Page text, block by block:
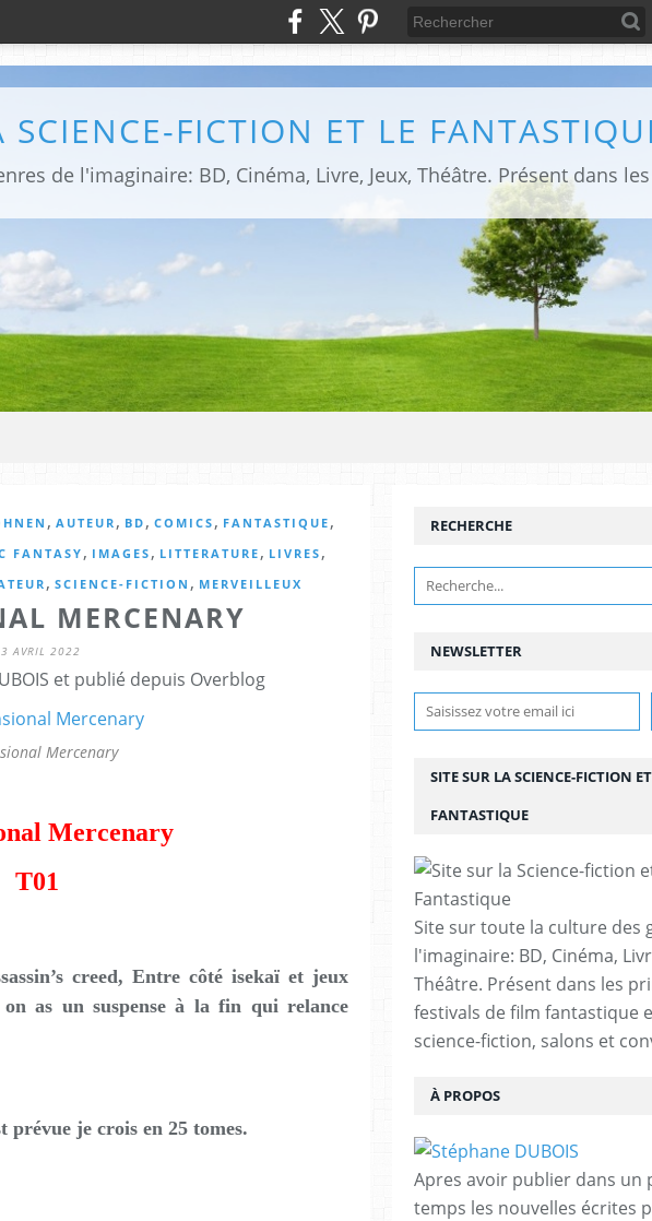
SCIENCE-FICTION ET LE
, AUTEUR , BD , COMICS , FANTASTIQUE ,
FANTASY, IMAGES , LITTERATURE , LIVRES ,
, SCIENCE-FICTION , MERVEILLEUX
MERCENARY
AVRIL 2022
et publié depuis Overblog
Mercenary
Mercenary
T01
creed, Entre côté isekaï et jeux
as un suspense à la fin qui relance
je crois en 25 tomes.
NEWSLETTER
RECHERCHE
SITE SUR LA SCIENCE-FICTION
FANTASTIQUE
Site sur toute la culture des
l'imaginaire: BD, Cinéma,
Théâtre. Présent dans les
festivals de film fantastique
science-fiction, salons et
À PROPOS
Apres avoir publier dans un
temps les nouvelles écrites